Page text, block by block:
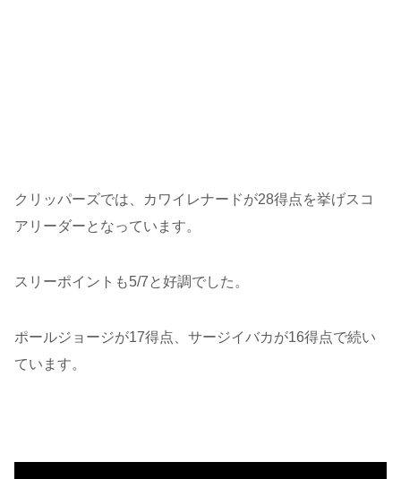
クリッパーズでは、カワイレナードが28得点を挙げスコ
アリーダーとなっています。
スリーポイントも5/7と好調でした。
ポールジョージが17得点、サージイバカが16得点で続い
ています。